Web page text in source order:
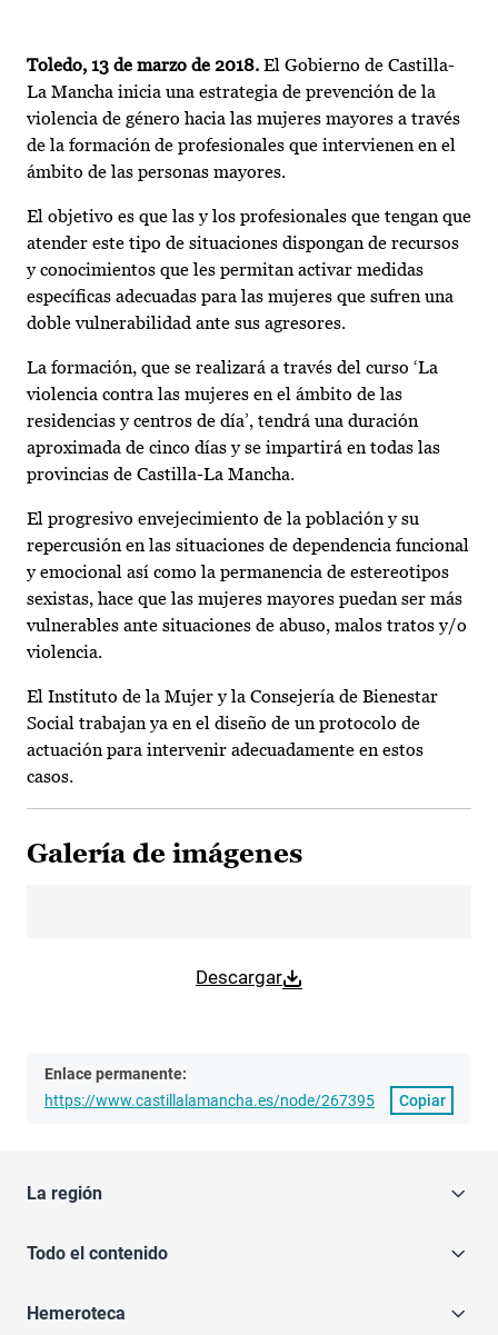
Toledo, 13 de marzo de 2018. El Gobierno de Castilla-
La Mancha inicia una estrategia de prevención de la
violencia de género hacia las mujeres mayores a través
de la formación de profesionales que intervienen en el
ámbito de las personas mayores.
El objetivo es que las y los profesionales que tengan que
atender este tipo de situaciones dispongan de recursos
y conocimientos que les permitan activar medidas
específicas adecuadas para las mujeres que sufren una
doble vulnerabilidad ante sus agresores.
La formación, que se realizará a través del curso ‘La
violencia contra las mujeres en el ámbito de las
residencias y centros de día’, tendrá una duración
aproximada de cinco días y se impartirá en todas las
provincias de Castilla-La Mancha.
El progresivo envejecimiento de la población y su
repercusión en las situaciones de dependencia funcional
y emocional así como la permanencia de estereotipos
sexistas, hace que las mujeres mayores puedan ser más
vulnerables ante situaciones de abuso, malos tratos y/o
violencia.
El Instituto de la Mujer y la Consejería de Bienestar
Social trabajan ya en el diseño de un protocolo de
actuación para intervenir adecuadamente en estos
casos.
Galería de imágenes
Descargar
Enlace permanente:
https://www.castillalamancha.es/node/267395
Copiar
La región
Todo el contenido
Hemeroteca